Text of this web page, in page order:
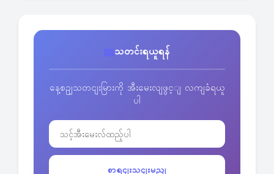
သတင်းရယူရန်
နေ့စဥျသတငျးမြားကို အီးမေးလျဖွင့ျ လကျခံရယူ
ပါ
စာရငျးသှငျးမညျ